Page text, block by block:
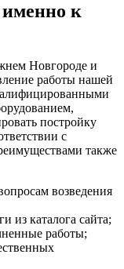
именно к
Новгороде и
работы нашей
постройку
с
также
возведения
из каталога сайта;
работы;